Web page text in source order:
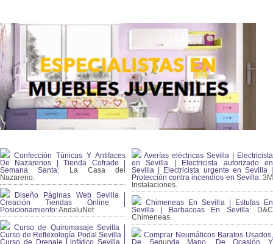
Confección Túnicas Y Antifaces
De Nazarenos | Tienda Cofrade |
Semana Santa: La Casa del
Nazareno.
Diseño Páginas Web Sevilla |
Creación Tiendas Online |
Posicionamiento:AndaluNet
Curso de Quiromasaje Sevilla |
Curso de Reflexología Podal Sevilla |
Curso de Drenaje Linfático Sevilla |
Averías eléctricas Sevilla | Electricista
en Sevilla | Electricista autorizado en
Sevilla | Electricista urgente en Sevilla |
Protección contra incendios en Sevilla:3M
Instalaciones.
Chimeneas En Sevilla | Estufas En
Sevilla | Barbacoas En Sevilla:D&C
Chimeneas.
Comprar Neumáticos Baratos Usados,
De Segunda Mano, De Ocasión Y